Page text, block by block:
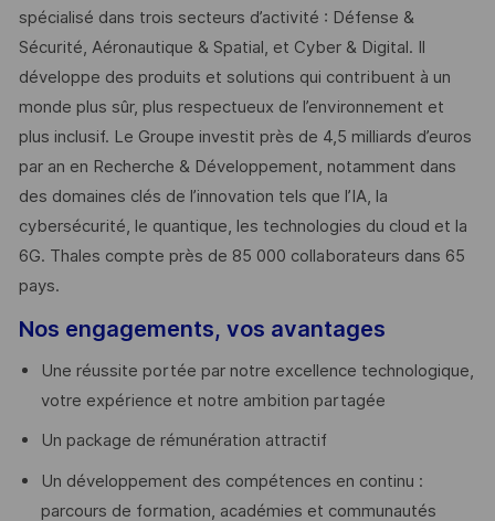
spécialisé dans trois secteurs d’activité : Défense &
Sécurité, Aéronautique & Spatial, et Cyber & Digital. Il
développe des produits et solutions qui contribuent à un
monde plus sûr, plus respectueux de l’environnement et
plus inclusif. Le Groupe investit près de 4,5 milliards d’euros
par an en Recherche & Développement, notamment dans
des domaines clés de l’innovation tels que l’IA, la
cybersécurité, le quantique, les technologies du cloud et la
6G. Thales compte près de 85 000 collaborateurs dans 65
pays. ​
Nos engagements, vos avantages
Une réussite portée par notre excellence technologique,
votre expérience et notre ambition partagée
Un package de rémunération attractif
Un développement des compétences en continu :
parcours de formation, académies et communautés